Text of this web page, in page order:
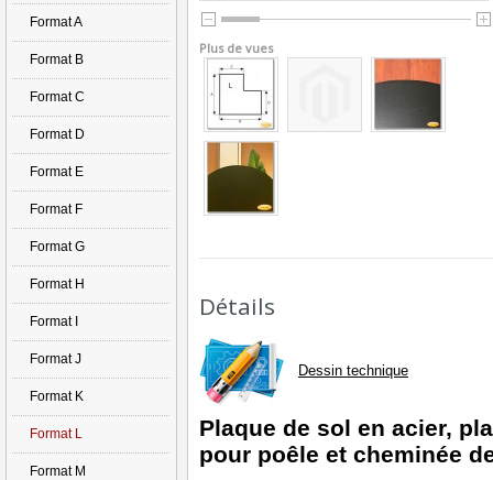
Plus de vues
Détails
Dessin technique
Plaque de sol en acier,
pour poêle et cheminée
Format A
Format B
Format C
Format D
Format E
Format F
Format G
Format H
Format I
Format J
Format K
Format L
Format M